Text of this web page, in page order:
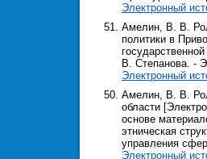
Электронный
Амелин, В. В.
политики в
В. Степанова. -
Электронный
Амелин, В. В.
области
основе
этническая
управления
Электронный